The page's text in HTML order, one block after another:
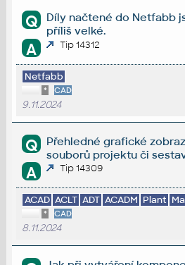
Q
Díly načtené do Netfabb
příliš velké.
A Tip 14312
Netfabb
* CAD
9.11.2024
Q
Přehledné grafické
souborů projektu či
A Tip 14309
ACAD ACLT ADT ACADM Plant
* CAD
8.11.2024